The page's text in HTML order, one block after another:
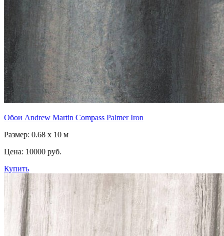
Обои Andrew Martin Compass Palmer Iron
Размер: 0.68 x 10 м
Цена: 10000 руб.
Купить